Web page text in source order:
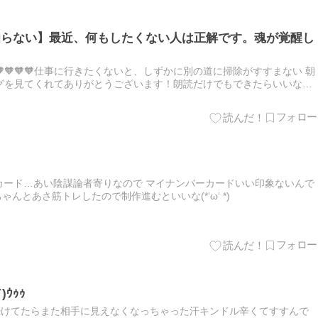
ない】最近、何もしたくない人は正解です。魂が覚醒し
仕事に行きたくないと、しずかに別の道に掃除がすすまない 朝
見てくれてありがとうございます！朗読だけでもできたらいいな
ード…あい陰謀論者寄りなので マイナンバーカードいい印象ないんで
んとあさ筋トレしたので制作進むといいな(*‘ω‘ *)
ｳｩｩ
てたらまた相手に見えなくなっちゃった汗キンドル辛くてすすんで